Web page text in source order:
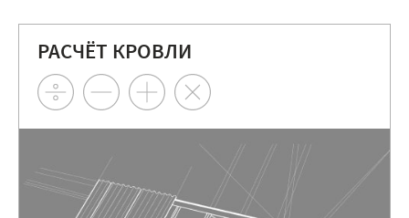
РАСЧЁТ КРОВЛИ